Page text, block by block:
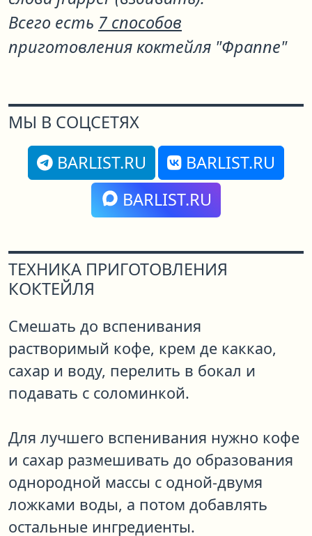
Всего есть 7 способов
приготовления коктейля "Фраппе"
МЫ В СОЦСЕТЯХ
BARLIST.RU
BARLIST.RU
BARLIST.RU
ТЕХНИКА ПРИГОТОВЛЕНИЯ
КОКТЕЙЛЯ
Смешать до вспенивания
растворимый кофе, крем де каккао,
сахар и воду, перелить в бокал и
подавать с соломинкой.
Для лучшего вспенивания нужно кофе
и сахар размешивать до образования
однородной массы с одной-двумя
ложками воды, а потом добавлять
остальные ингредиенты.